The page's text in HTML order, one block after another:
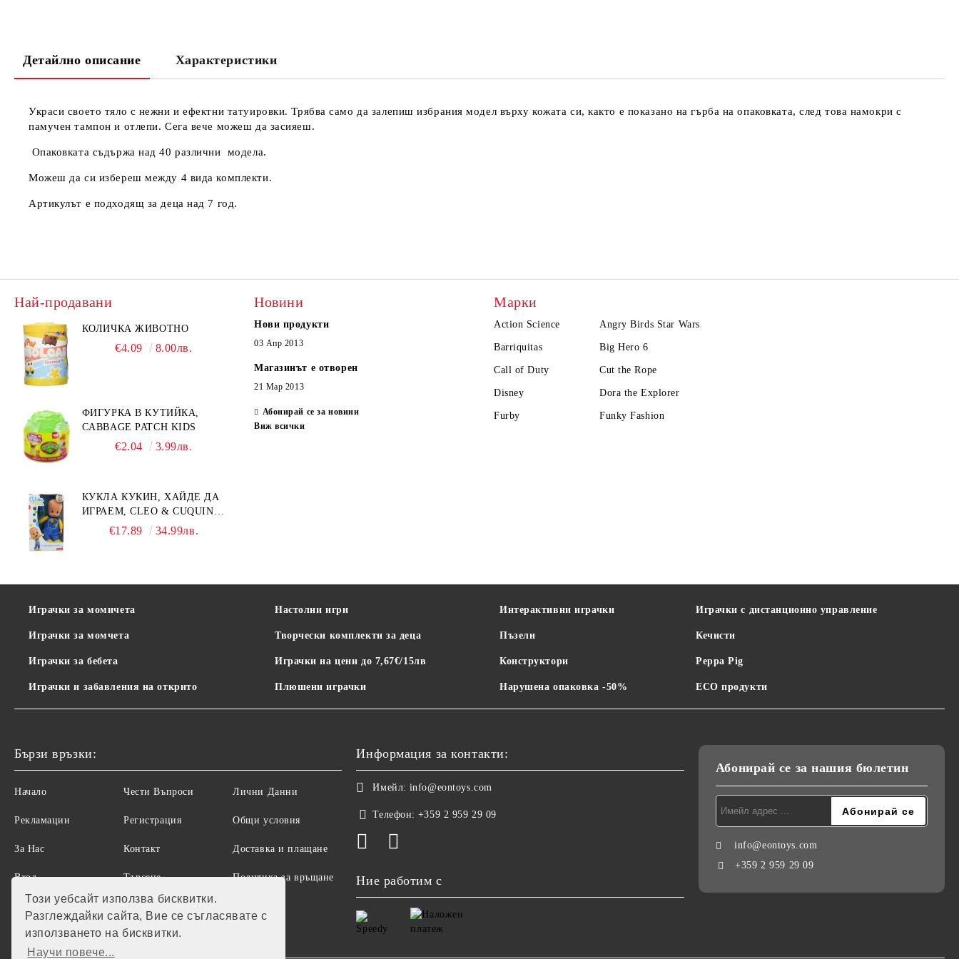
Този уебсайт използва бисквитки.
Разглеждайки сайта, Вие се съгласявате с
използването на бисквитки.
Научи повече...
Детайлно описание Характеристики
Украси своето тяло с нежни и ефектни татуировки. Трябва само да залепиш избрания модел върху кожата си, както е показано на гърба на опаковката, след това намокри с
памучен тампон и отлепи. Сега вече можеш да засияеш.
Опаковката съдържа над 40 различни модела.
Можеш да си избереш между 4 вида комплекти.
Артикулът е подходящ за деца над 7 год.
Най-продавани
КОЛИЧКА ЖИВОТНО
€4.09 8.00лв.
ФИГУРКА В КУТИЙКА,
CABBAGE PATCH KIDS
€2.04 3.99лв.
КУКЛА КУКИН, ХАЙДЕ ДА
ИГРАЕМ, CLEO & CUQUIN,
25 СМ.€17.89 34.99лв.
Новини
Нови продукти
03 Апр 2013
Магазинът е отворен
21 Мар 2013
Абонирай се за новини
Виж всички
Марки
Action Science Angry Birds Star Wars
Barriquitas Big Hero 6
Call of Duty Cut the Rope
Disney Dora the Explorer
Furby Funky Fashion
Играчки за момичета
Играчки за момчета
Играчки за бебета
Играчки и забавления на открито
Настолни игри
Творчески комплекти за деца
Играчки на цени до 7,67€/15лв
Плюшени играчки
Интерактивни играчки
Пъзели
Конструктори
Нарушена опаковка -50%
Играчки с дистанционно управление
Кечисти
Peppa Pig
ECO продукти
Бързи връзки:
Начало
Рекламации
За Нас
Вход
Чести Въпроси
Регистрация
Контакт
Търсене
Лични Данни
Общи условия
Доставка и плащане
Политика за връщане
Информация за контакти:
Имейл: info@eontoys.com
Телефон: +359 2 959 29 09
Ние работим с
Абонирай се за нашия бюлетин
info@eontoys.com
+359 2 959 29 09